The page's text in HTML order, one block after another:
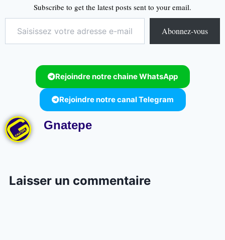
Subscribe to get the latest posts sent to your email.
Abonnez-vous
Rejoindre notre chaine WhatsApp
Rejoindre notre canal Telegram
Gnatepe
Laisser un commentaire